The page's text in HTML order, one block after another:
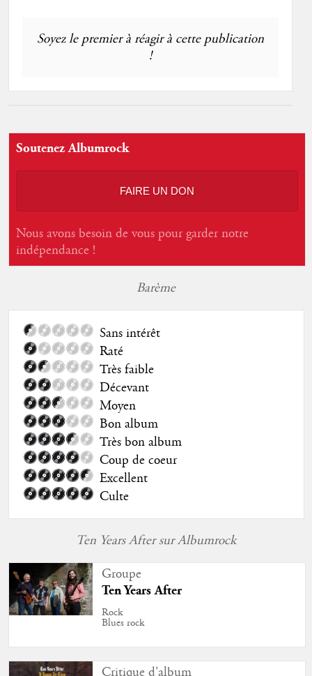
Soyez le premier à réagir à cette publication
!
Soutenez Albumrock
FAIRE UN DON
Nous avons besoin de vous pour garder notre
indépendance !
Barème
Sans intérêt
Raté
Très faible
Décevant
Moyen
Bon album
Très bon album
Coup de coeur
Excellent
Culte
Ten Years After sur Albumrock
Groupe
Ten Years After
Rock
Blues rock
Critique d'album